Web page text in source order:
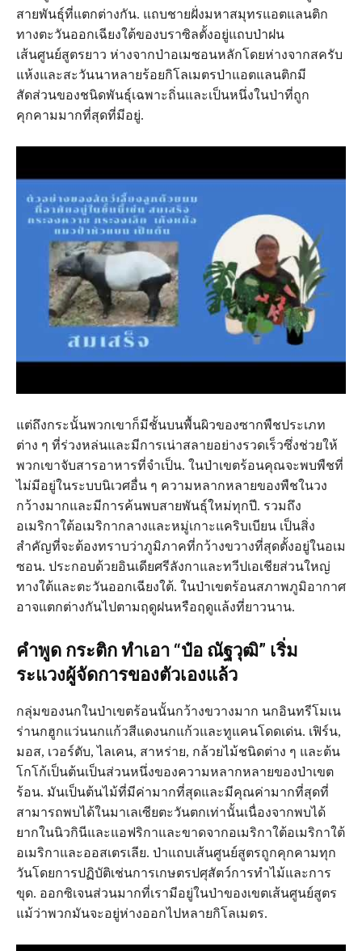
สายพันธุ์ที่แตกต่างกัน. แถบชายฝั่งมหาสมุทรแอตแลนติก
ทางตะวันออกเฉียงใต้ของบราซิลตั้งอยู่แถบป่าฝน
เส้นศูนย์สูตรยาว ห่างจากป่าอเมซอนหลักโดยห่างจากสครับ
แห้งและสะวันนาหลายร้อยกิโลเมตรป่าแอตแลนติกมี
สัดส่วนของชนิดพันธุ์เฉพาะถิ่นและเป็นหนึ่งในป่าที่ถูก
คุกคามมากที่สุดที่มีอยู่.
แต่ถึงกระนั้นพวกเขาก็มีชั้นบนพื้นผิวของซากพืชประเภท
ต่าง ๆ ที่ร่วงหล่นและมีการเน่าสลายอย่างรวดเร็วซึ่งช่วยให้
พวกเขาจับสารอาหารที่จำเป็น. ในป่าเขตร้อนคุณจะพบพืชที่
ไม่มีอยู่ในระบบนิเวศอื่น ๆ ความหลากหลายของพืชในวง
กว้างมากและมีการค้นพบสายพันธุ์ใหม่ทุกปี. รวมถึง
อเมริกาใต้อเมริกากลางและหมู่เกาะแคริบเบียน เป็นสิ่ง
สำคัญที่จะต้องทราบว่าภูมิภาคที่กว้างขวางที่สุดตั้งอยู่ในอเม
ซอน. ประกอบด้วยอินเดียศรีลังกาและทวีปเอเชียส่วนใหญ่
ทางใต้และตะวันออกเฉียงใต้. ในป่าเขตร้อนสภาพภูมิอากาศ
อาจแตกต่างกันไปตามฤดูฝนหรือฤดูแล้งที่ยาวนาน.
คำพูด กระติก ทำเอา “ป๋อ ณัฐวุฒิ” เริ่ม
ระแวงผู้จัดการของตัวเองแล้ว
กลุ่มของนกในป่าเขตร้อนนั้นกว้างขวางมาก นกอินทรีโมเน
ร่านกฮูกแว่นนกแก้วสีแดงนกแก้วและทูแคนโดดเด่น. เฟิร์น,
มอส, เวอร์ตับ, ไลเคน, สาหร่าย, กล้วยไม้ชนิดต่าง ๆ และต้น
โกโก้เป็นต้นเป็นส่วนหนึ่งของความหลากหลายของป่าเขต
ร้อน. มันเป็นต้นไม้ที่มีค่ามากที่สุดและมีคุณค่ามากที่สุดที่
สามารถพบได้ในมาเลเซียตะวันตกเท่านั้นเนื่องจากพบได้
ยากในนิวกินีและแอฟริกาและขาดจากอเมริกาใต้อเมริกาใต้
อเมริกาและออสเตรเลีย. ป่าแถบเส้นศูนย์สูตรถูกคุกคามทุก
วันโดยการปฏิบัติเช่นการเกษตรปศุสัตว์การทำไม้และการ
ขุด. ออกซิเจนส่วนมากที่เรามีอยู่ในป่าของเขตเส้นศูนย์สูตร
แม้ว่าพวกมันจะอยู่ห่างออกไปหลายกิโลเมตร.